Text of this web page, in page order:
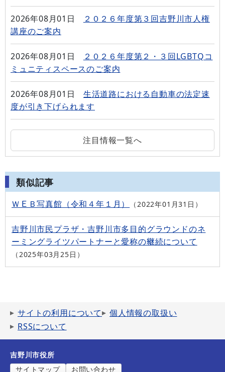
2026年08月01日
２０２６年度第３回吉野川市人権
講座のご案内
2026年08月01日
２０２６年度第２・３回LGBTQコ
ミュニティスペースのご案内
2026年08月01日
生活道路における自動車の法定速
度が引き下げられます
注目情報一覧へ
類似記事
ＷＥＢ写真館（令和４年１月） 2022年01月31日
吉野川市民プラザ・吉野川市多目的グラウンドのネ
ーミングライツパートナーと愛称の継続について
2025年03月25日
サイトの利用について
個人情報の取扱い
RSSについて
吉野川市役所
サイトマップ
お問い合わせ